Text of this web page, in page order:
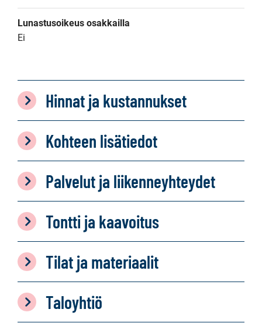
Lunastusoikeus osakkailla
Ei
Hinnat ja kustannukset
Kohteen lisätiedot
Palvelut ja liikenneyhteydet
Tontti ja kaavoitus
Tilat ja materiaalit
Taloyhtiö